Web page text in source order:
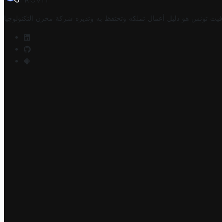
تونس هو دليل أعمال تملكه وتحتفظ به وتديره شركة مخزن التكنولوجيا